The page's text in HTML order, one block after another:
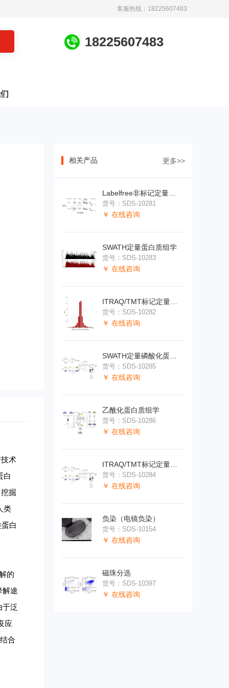
客服热线：18225607483
18225607483
术
白
掘
类
白
的
解途
泛
应
合
相关产品 更多>>
货号：SDS-10281
￥ 在线咨询
SWATH定量蛋白质组学
货号：SDS-10283
￥ 在线咨询
货号：SDS-10282
￥ 在线咨询
货号：SDS-10285
￥ 在线咨询
乙酰化蛋白质组学
货号：SDS-10286
￥ 在线咨询
货号：SDS-10284
￥ 在线咨询
负染（电镜负染）
货号：SDS-10154
￥ 在线咨询
磁珠分选
货号：SDS-10397
￥ 在线咨询